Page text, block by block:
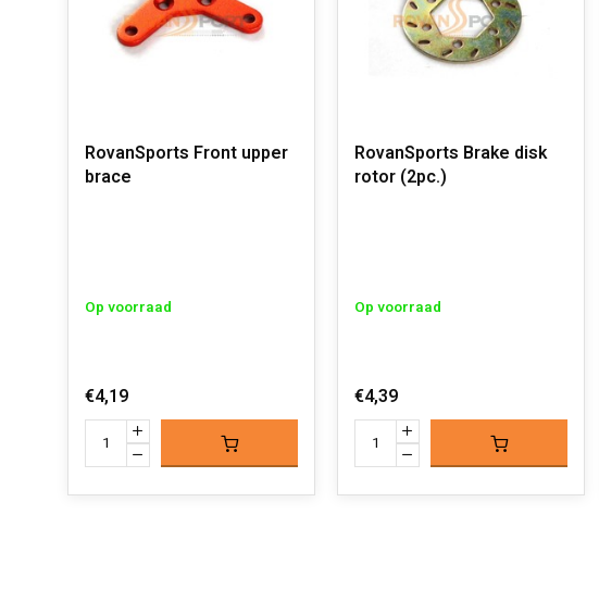
RovanSports Front upper
brace
Op voorraad
€4,19
RovanSports Brake disk
rotor (2pc.)
Op voorraad
€4,39